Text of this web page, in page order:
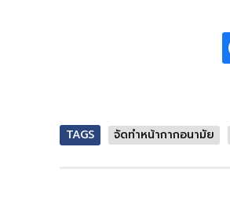
TAGS จัดทำหน้ากากอนามัย